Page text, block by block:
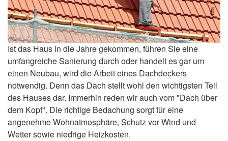
Ist das Haus in die Jahre gekommen, führen Sie eine
umfangreiche Sanierung durch oder handelt es gar um
einen Neubau, wird die Arbeit eines Dachdeckers
notwendig. Denn das Dach stellt wohl den wichtigsten Teil
des Hauses dar. Immerhin reden wir auch vom "Dach über
dem Kopf". Die richtige Bedachung sorgt für eine
angenehme Wohnatmosphäre, Schutz vor Wind und
Wetter sowie niedrige Heizkosten.